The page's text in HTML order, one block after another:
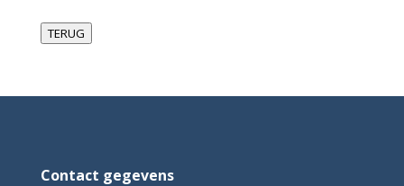
TERUG
Contact gegevens